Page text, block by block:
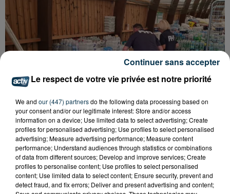
INCENDIE : L'ONG STÉPHANOISE PHF
TOUJOURS AU CHEVET DES HABITANTS...
Le respect de votre vie privée est notre priorité
We and our (447) partnersdo the following data processing based on
your consent and/or our legitimate interest: Store and/or access
information on a device; Use limited data to select advertising; Create
profiles for personalised advertising; Use profiles to select personalised
advertising; Measure advertising performance; Measure content
performance; Understand audiences through statistics or combinations
of data from different sources; Develop and improve services; Create
profiles to personalise content; Use profiles to select personalised
content; Use limited data to select content; Ensure security, prevent and
detect fraud, and fix errors; Deliver and present advertising and content;
Continuer sans accepter